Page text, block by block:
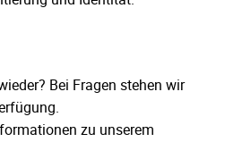
Bei Fragen stehen wir
zu unserem